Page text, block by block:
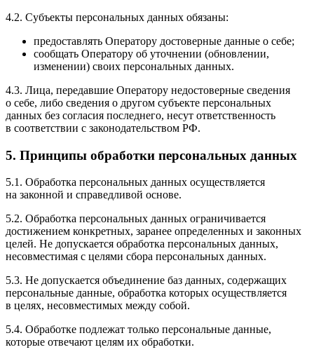
4.2. Субъекты персональных данных обязаны:
предоставлять Оператору достоверные данные о себе;
сообщать Оператору об уточнении (обновлении,
изменении) своих персональных данных.
4.3. Лица, передавшие Оператору недостоверные сведения
о себе, либо сведения о другом субъекте персональных
данных без согласия последнего, несут ответственность
в соответствии с законодательством РФ.
5. Принципы обработки персональных данных
5.1. Обработка персональных данных осуществляется
на законной и справедливой основе.
5.2. Обработка персональных данных ограничивается
достижением конкретных, заранее определенных и законных
целей. Не допускается обработка персональных данных,
несовместимая с целями сбора персональных данных.
5.3. Не допускается объединение баз данных, содержащих
персональные данные, обработка которых осуществляется
в целях, несовместимых между собой.
5.4. Обработке подлежат только персональные данные,
которые отвечают целям их обработки.